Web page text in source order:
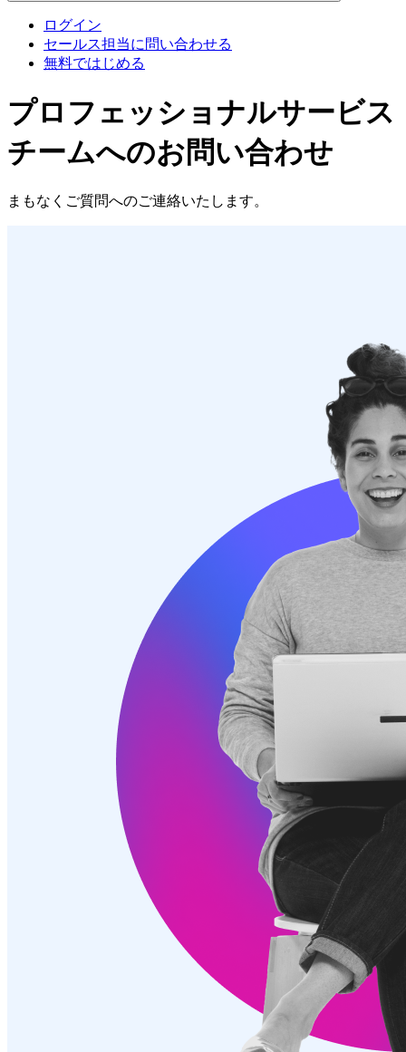
ログイン
セールス担当に問い合わせる
無料ではじめる
プロフェッショナルサービス
チームへのお問い合わせ
まもなくご質問へのご連絡いたします。